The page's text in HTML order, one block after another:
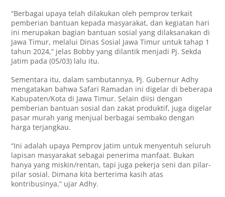
“Berbagai upaya telah dilakukan oleh pemprov terkait
pemberian bantuan kepada masyarakat, dan kegiatan hari
ini merupakan bagian bantuan sosial yang dilaksanakan di
Jawa Timur, melalui Dinas Sosial Jawa Timur untuk tahap 1
tahun 2024,” jelas Bobby yang dilantik menjadi Pj. Sekda
Jatim pada (05/03) lalu itu.
Sementara itu, dalam sambutannya, Pj. Gubernur Adhy
mengatakan bahwa Safari Ramadan ini digelar di beberapa
Kabupaten/Kota di Jawa Timur. Selain diisi dengan
pemberian bantuan sosial dan zakat produktif, juga digelar
pasar murah yang menjual berbagai sembako dengan
harga terjangkau.
“Ini adalah upaya Pemprov Jatim untuk menyentuh seluruh
lapisan masyarakat sebagai penerima manfaat. Bukan
hanya yang miskin/rentan, tapi juga pekerja seni dan pilar-
pilar sosial. Dimana kita berterima kasih atas
kontribusinya,” ujar Adhy.